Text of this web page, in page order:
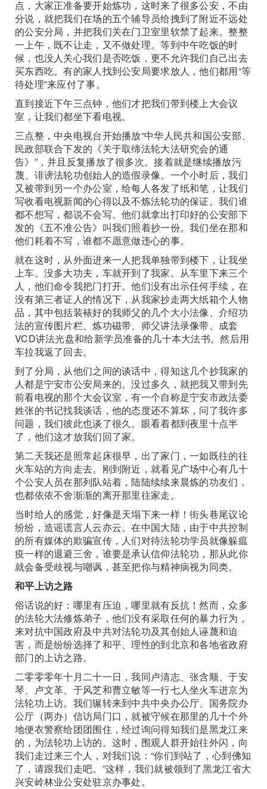
点，大家正准备要开始炼功，这时来了很多公安，不由
分说，就把我们在场的五个辅导员给拽到了附近不远处
的公安分局，并把我们关在门卫室里软禁了起来。整整
一上午，既不让走，又不做处理。等到中午吃饭的时
候，也没人关心我们是否吃饭，更不允许我们自己出去
买东西吃。有的家人找到公安局要求放人，他们都用“等
待处理”来应付了事。
直到接近下午三点钟，他们才把我们带到楼上大会议
室，让我们都坐下看电视。
三点整，中央电视台开始播放“中华人民共和国公安部、
民政部联合下发的《关于取缔法轮大法研究会的通
告》”，并且反复播放了很多次。接着就是继续播放污
蔑、诽谤法轮功创始人的造假录像。一个小时后，我们
又被带到另一个办公室，给每人各发了纸和笔，让我们
写收看电视新闻的心得以及不炼法轮功的保证。我们谁
都不想写，都说不会写。他们就拿出打印好的公安部下
发的《五不准公告》叫我们照着抄一份。我们坐在那和
他们耗着不写，谁都不愿意做违心的事。
就在这时，从外面进来一人把我单独带到楼下，让我坐
上车。没多大功夫，车就开到了我家。从车里下来三个
人，他们命令我把门打开。他们没有出示任何手续，在
没有第三者证人的情况下，从我家抄走两大纸箱个人物
品，其中包括装裱好的我师父的几个大小法像、介绍功
法的宣传图片栏、炼功磁带、师父讲法录像带、成套
VCD讲法光盘和给新学员准备的几十本大法书。然后用
车拉我返了回去。
到了分局，从他们之间的谈话中，得知这几个抄我家的
人都是宁安市公安局来的。没过多久，就把我又带到先
前看电视的那个大会议室，有一个自称是宁安市政法委
姓张的书记找我谈话，他的态度还不算坏，问了我许多
问题，我们彼此也谈了很久。眼看着都到夜里十点半
了，他们这才放我们回了家。
第二天我还是照常起床很早，出了家门，一如既往的往
火车站的方向走去。刚到附近，就看见广场中心有几十
个公安人员在那列队站着，陆陆续续来晨炼的功友们，
也都依依不舍渐渐的离开那里往家走。
当时给人的感觉，好像是天塌下来一样！街头巷尾议论
纷纷，造谣谎言人云亦云。在中国大陆，由于中共控制
的所有媒体的欺骗宣传，人们对待法轮功学员就像躲瘟
疫一样的退避三舍，谁要是承认信仰法轮功，那从此你
就会备受歧视与嘲讽，甚至把你与精神病视为同类。
和平上访之路
俗话说的好：哪里有压迫，哪里就有反抗！然而，众多
的法轮大法修炼弟子，他们没有采取任何的暴力行为，
来对抗中国政府及中共对法轮功及其创始人诬蔑和迫
害，而是纷纷选择了和平、理性的到北京和各地省政府
部门的上访之路。
二零零零年十月二十一日，我同卢清志、张含顺、于安
琴、卢文革、于风芝和曹立敏等一行七人坐火车进京为
法轮功上访。我们辗转来到中共中央办公厅、国务院办
公厅（两办）信访局门口，就被守候在那里的几十个外
地便衣警察给团团围住，经过询问得知我们是黑龙江来
的，为法轮功上访的。这时，围观人群开始往外闪，向
我们走过来三个人，对我们说：“你们到站了，心到佛知
了，请跟我们走吧。”这样，我们就被领到了黑龙江省大
兴安岭林业公安处驻京办事处。